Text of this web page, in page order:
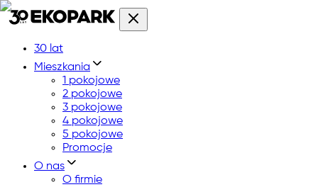
30 lat
Mieszkania
1 pokojowe
2 pokojowe
3 pokojowe
4 pokojowe
5 pokojowe
Promocje
O nas
O firmie